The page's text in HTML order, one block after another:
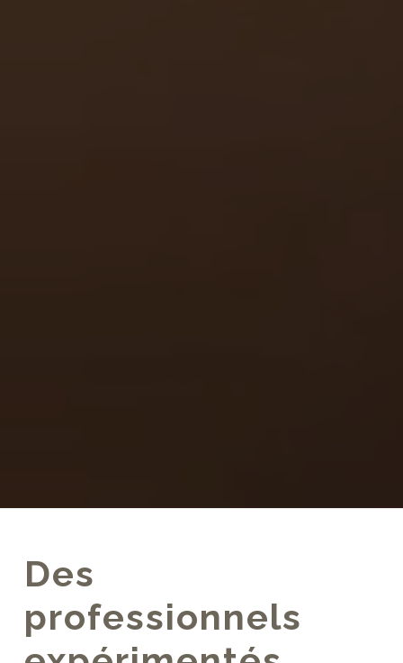
Des
professionnels